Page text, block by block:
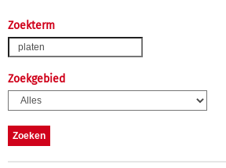
Zoekterm
Zoekgebied